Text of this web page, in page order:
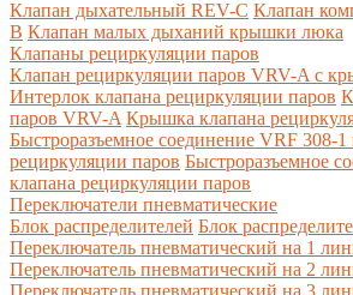
Клапан дыхательный REV-C Клапан
B Клапан малых дыханий крышки люка
Клапаны рециркуляции паров
Клапан рециркуляции паров VRV-A с
Интерлок клапана рециркуляции паров
паров VRV-A Крышка клапана
Быстроразъемное соединение VRF 308-1
рециркуляции паров Быстроразъемное
клапана рециркуляции паров
Переключатели пневматические
Блок распределителей Блок
Переключатель пневматический на 1
Переключатель пневматический на 2
Переключатель пневматический на 3